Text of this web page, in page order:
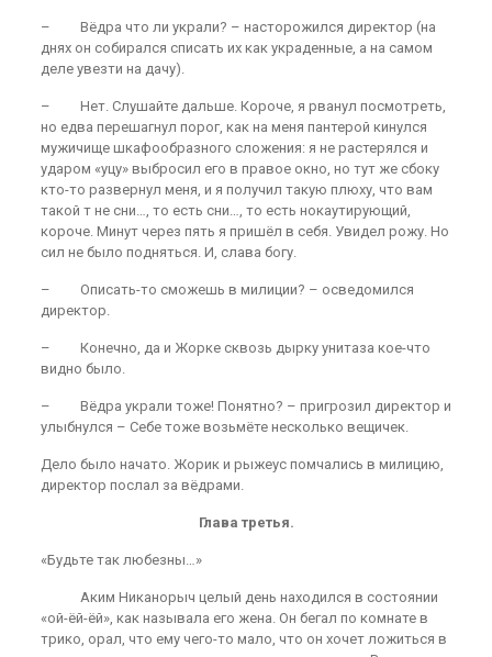
– Вёдра что ли украли? – насторожился директор (на
днях он собирался списать их как украденные, а на самом
деле увезти на дачу).
– Нет. Слушайте дальше. Короче, я рванул посмотреть,
но едва перешагнул порог, как на меня пантерой кинулся
мужичище шкафообразного сложения: я не растерялся и
ударом «уцу» выбросил его в правое окно, но тут же сбоку
кто-то развернул меня, и я получил такую плюху, что вам
такой т не сни…, то есть сни…, то есть нокаутирующий,
короче. Минут через пять я пришёл в себя. Увидел рожу. Но
сил не было подняться. И, слава богу.
– Описать-то сможешь в милиции? – осведомился
директор.
– Конечно, да и Жорке сквозь дырку унитаза кое-что
видно было.
– Вёдра украли тоже! Понятно? – пригрозил директор и
улыбнулся – Себе тоже возьмёте несколько вещичек.
Дело было начато. Жорик и рыжеус помчались в милицию,
директор послал за вёдрами.
Глава третья.
«Будьте так любезны…»
Аким Никанорыч целый день находился в состоянии
«ой-ёй-ёй», как называла его жена. Он бегал по комнате в
трико, орал, что ему чего-то мало, что он хочет ложиться в